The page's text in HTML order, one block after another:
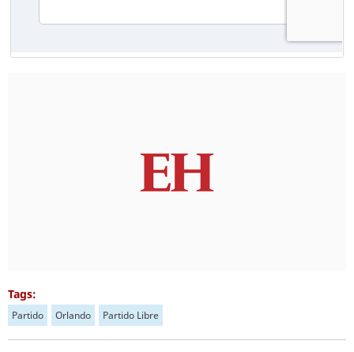
Tags:
Partido Orlando Partido Libre